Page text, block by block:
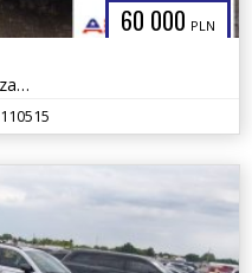
60 000 PLN
2022r., Gt-Line, 2.5L, od ubezpieczalni
110515